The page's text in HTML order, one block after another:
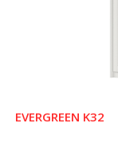
EVERGREEN K32